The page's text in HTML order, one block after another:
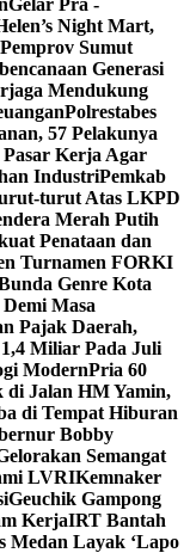
Gelar Pra -
Night Mart,
Pemprov Sumut
Generasi
Mendukung
Polrestabes
57 Pelakunya
Kerja Agar
IndustriPemkab
turut Atas LKPD
Merah Putih
Penataan dan
Turnamen FORKI
Genre Kota
Masa
Pajak Daerah,
Miliar Pada Juli
ModernPria 60
di Jalan HM Yamin,
di Tempat Hiburan
Bobby
Semangat
LVRIKemnaker
Geuchik Gampong
KerjaIRT Bantah
Medan Layak ‘Lapo